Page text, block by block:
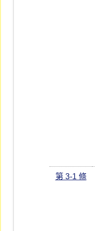
第 3-1 條